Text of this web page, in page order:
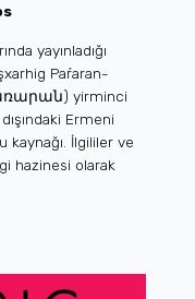
yayınladığı
Paŕaran-
yirminci
Ermeni
İlgililer ve
hazinesi olarak